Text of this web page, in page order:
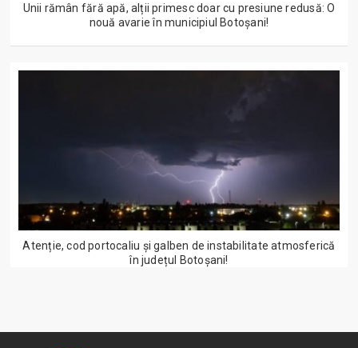
Unii rămân fără apă, alții primesc doar cu presiune redusă: O
nouă avarie în municipiul Botoșani!
Atenție, cod portocaliu și galben de instabilitate atmosferică
în județul Botoșani!